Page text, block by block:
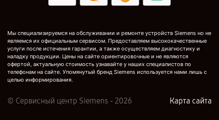
Мы специализируемся на обслуживании и ремонте устройств Siemens но не
являемся их официальным сервисом. Предоставляем высококачественные
услуги после истечения гарантии, а также осуществляем диагностику и
наладку продукции. Цены на сайте ориентировочные и не являются
офертой, актуальную стоимость узнавайте у наших специалистов по
телефонам на сайте. Упомянутый бренд Siemens используется нами лишь с
целью информирования.
© Сервисный центр Siemens - 2026 Карта сайта